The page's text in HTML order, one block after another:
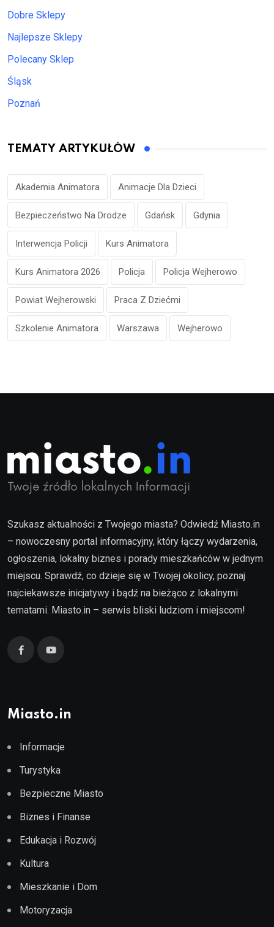
Dobre Sklepy
Najlepsze Sklepy
Polecany Sklep
Śląsk
Poznań
TEMATY ARTYKUŁÓW
Akademia Animatora Animacje Dla Dzieci
Bezpieczeństwo Na Drodze Gdańsk Gdynia
Interwencja Policji Kurs Animatora
Kurs Animatora 2026 Policja Policja Wejherowo
Powiat Wejherowski Praca Z Dziećmi
Szkolenie Animatora Warszawa Wejherowo
Szukasz aktualności z Twojego miasta? Odwiedź Miasto.in
– nowoczesny portal informacyjny, który łączy wydarzenia,
ogłoszenia, lokalny biznes i porady mieszkańców w jednym
miejscu. Sprawdź, co dzieje się w Twojej okolicy, poznaj
najciekawsze inicjatywy i bądź na bieżąco z lokalnymi
tematami. Miasto.in – serwis bliski ludziom i miejscom!
Miasto.in
Informacje
Turystyka
Bezpieczne Miasto
Biznes i Finanse
Edukacja i Rozwój
Kultura
Mieszkanie i Dom
Motoryzacja